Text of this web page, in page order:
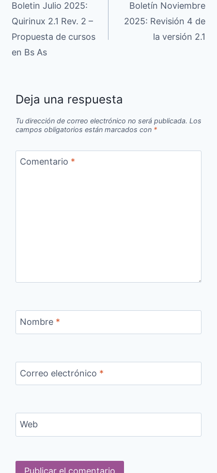
de
entradas
Boletin Julio 2025:
Quirinux 2.1 Rev. 2 –
Propuesta de cursos
en Bs As
Boletín Noviembre
2025: Revisión 4 de
la versión 2.1
Deja una respuesta
Tu dirección de correo electrónico no será publicada. Los
campos obligatorios están marcados con *
Comentario *
Nombre *
Correo electrónico *
Web